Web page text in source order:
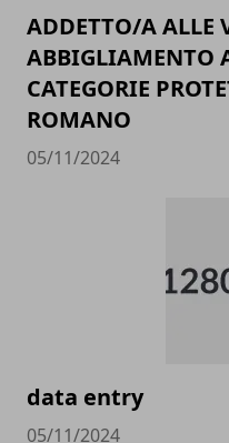
ADDETTO/A ALLE
ABBIGLIAMENTO
CATEGORIE
ROMANO
05/11/2024
data entry
05/11/2024